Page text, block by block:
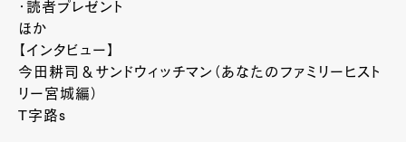
・読者プレゼント
ほか
【インタビュー】
今田耕司＆サンドウィッチマン（あなたのファミリーヒスト
リー宮城編）
T字路s